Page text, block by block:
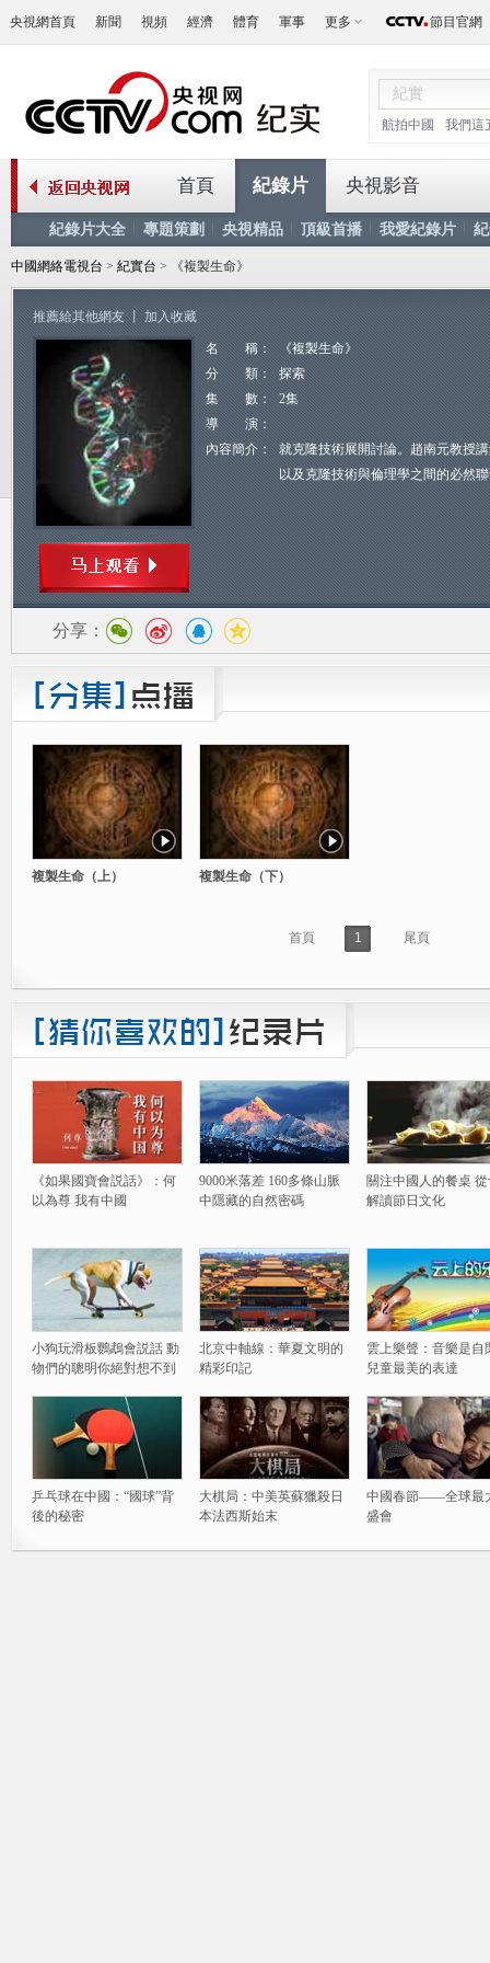
央視網首頁 新聞 視頻 經濟 體育 軍事 更多 節目官網
航拍中國 我們這
首頁 紀錄片
紀錄片大全 專題策劃 央視精品 頂級首播 我愛紀錄片
央視影音
中國網絡電視台 > 紀實台 > 《複製生命》
推薦給其他網友 加入收藏
名 稱：
《複製生命》
分 類：
探索
集 數：
2集
導 演：
內容簡介：
就克隆技術展開討論。趙南元教授
以及克隆技術與倫理學之間的必然
分享：
複製生命（上） 複製生命（下）
首頁 1 尾頁
《如果國寶會説話》：何
以為尊 我有中國
9000米落差 160多條山脈
中隱藏的自然密碼
關注中國人的餐桌
解讀節日文化
小狗玩滑板鸚鵡會説話 動
物們的聰明你絕對想不到
北京中軸線：華夏文明的
精彩印記
雲上樂聲：音樂是自
兒童最美的表達
乒乓球在中國：“國球”背
後的秘密
大棋局：中美英蘇獵殺日
本法西斯始末
中國春節——全球最
盛會